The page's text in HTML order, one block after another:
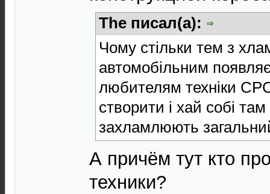
The писал(а):
Чому стільки тем з
автомобільним
любителям техніки
створити і хай собі
захламлюють
А причём тут кто
техники?